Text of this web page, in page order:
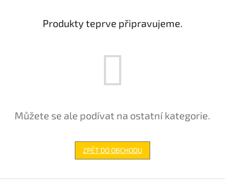
Produkty teprve připravujeme.
Můžete se ale podívat na ostatní kategorie.
ZPĚT DO OBCHODU